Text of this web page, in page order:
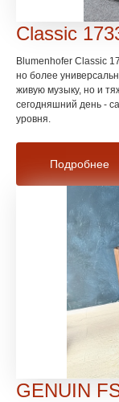
Classic
Blumenhofer Classic
но более
живую музыку, но и
сегодняшний день -
уровня.
Подробнее
GENUIN